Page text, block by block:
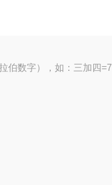
伯数字），如：三加四=7